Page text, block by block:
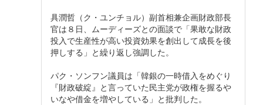
具潤哲（ク・ユンチョル）副首相兼企画財政部長
官は８日、ムーディーズとの面談で「果敢な財政
投入で生産性が高い投資効果を創出して成長を後
押しする」と繰り返し強調した。
パク・ソンフン議員は「韓銀の一時借入をめぐり
『財政破綻』と言っていた民主党が政権を握るや
いなや借金を増やしている」と批判した。